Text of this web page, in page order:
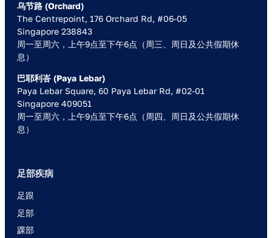
乌节路 (Orchard)
The Centrepoint, 176 Orchard Rd, #06-05
Singapore 238843
周一至周六，上午9点至下午6点（周三、周日及公共假期休
息）
巴耶利峇 (Paya Lebar)
Paya Lebar Square, 60 Paya Lebar Rd, #02-01
Singapore 409051
周一至周六，上午9点至下午6点（周四、周日及公共假期休
息）
足部疾病
足跟
足部
踝部